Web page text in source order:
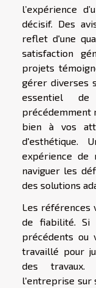
l’expérience
décisif. Des
reflet d'une
satisfaction
projets
gérer diverses
essentiel
précédemment
bien à vos
d'esthétique.
expérience de
naviguer les
des solutions
Les références
de fiabilité. Si
précédents ou
travaillé pour
des travaux.
l'entreprise sur